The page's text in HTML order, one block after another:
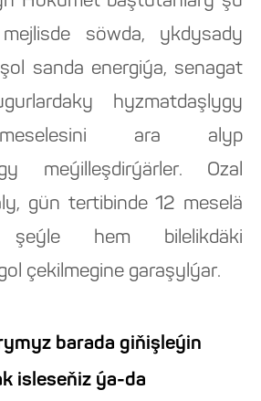
söwda, ykdysady
sanda energiýa, senagat
hyzmatdaşlygy
ara alyp
meýilleşdirýärler. Ozal
gün tertibinde 12 meselä
şeýle hem bilelikdäki
çekilmegine garaşylýar.
barada giňişleýin
isleseňiz ýa-da